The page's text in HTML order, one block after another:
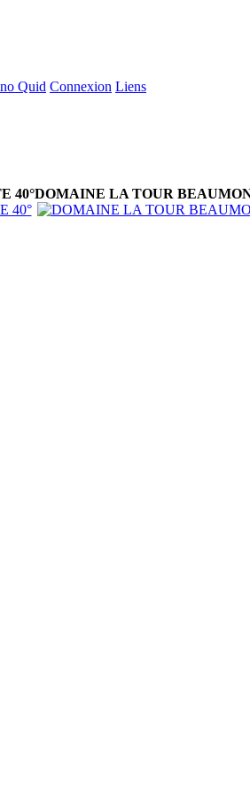
Quid Connexion Liens
40°DOMAINE LA TOUR